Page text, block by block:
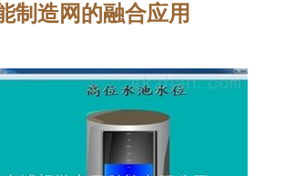
制造网的融合应用